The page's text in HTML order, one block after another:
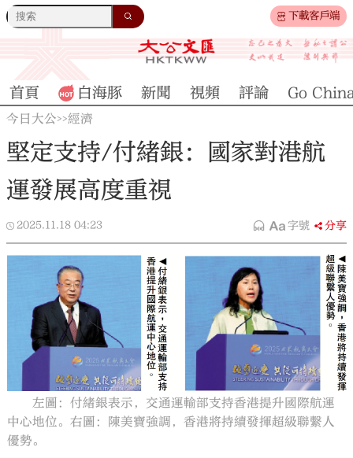
下載客戶端
首頁 白海豚 新聞 視頻 評論 Go
今日大公>>經濟
堅定支持/付緒銀：國家對港航
運發展高度重視
2025.11.18 04:23 字號 分享
左圖：付緒銀表示，交通運輸部支持香港提升國際航運
中心地位。右圖：陳美寶強調，香港將持續發揮超級聯繫人
優勢。